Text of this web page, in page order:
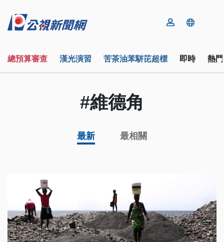
總預算審查 漢光演習 苦茶油苯駢芘超標 即時 熱
#維德角
最新 最相關